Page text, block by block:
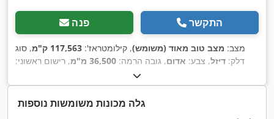
פנה התקשר
מצב: מצב טוב מאוד (משומש), קילומטראז': 117,563 ק"מ
, סוג
דלק: דיזל, צבע: אדום, גובה הרמה: 36,500 מ"מ
, רישום ראשוני:
, סוג תורן:
גלה מכונות משומשות נוספות